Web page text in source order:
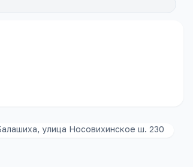
улица Носовихинское ш. 230